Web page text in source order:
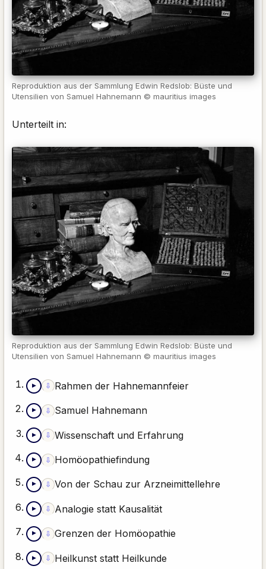
Reproduktion aus der Sammlung Edwin Redslob: Büste und
Utensilien von Samuel Hahnemann © mauritius images
Unterteilt in:
Reproduktion aus der Sammlung Edwin Redslob: Büste und
Utensilien von Samuel Hahnemann © mauritius images
▶ ⇩ Rahmen der Hahnemannfeier
Inhaltsangabe (Text-Alternative)
▶ ⇩ Samuel Hahnemann
Inhaltsangabe (Text-Alternative)
▶ ⇩ Wissenschaft und Erfahrung
Inhaltsangabe (Text-Alternative)
▶ ⇩ Homöopathiefindung
Inhaltsangabe (Text-Alternative)
▶ ⇩ Von der Schau zur Arzneimittellehre
Inhaltsangabe (Text-Alternative)
▶ ⇩ Analogie statt Kausalität
Inhaltsangabe (Text-Alternative)
▶ ⇩ Grenzen der Homöopathie
Inhaltsangabe (Text-Alternative)
▶ ⇩ Heilkunst statt Heilkunde